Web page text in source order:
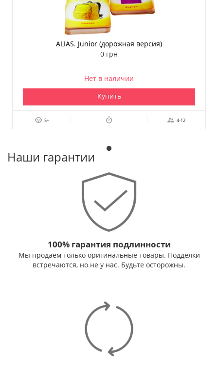
ALIAS. Junior (дорожная версия)
0 грн
Нет в наличии
Купить
5+ 4-12
Наши гарантии
100% гарантия подлинности
Мы продаем только оригинальные товары. Подделки
встречаются, но не у нас. Будьте осторожны.